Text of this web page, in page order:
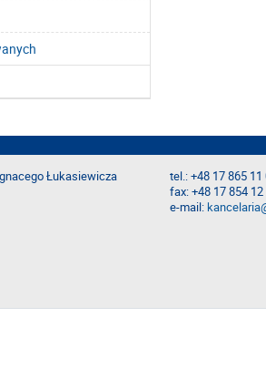
Łukasiewicza
tel.: +48 17 865 11
fax: +48 17 854 12
e-mail: